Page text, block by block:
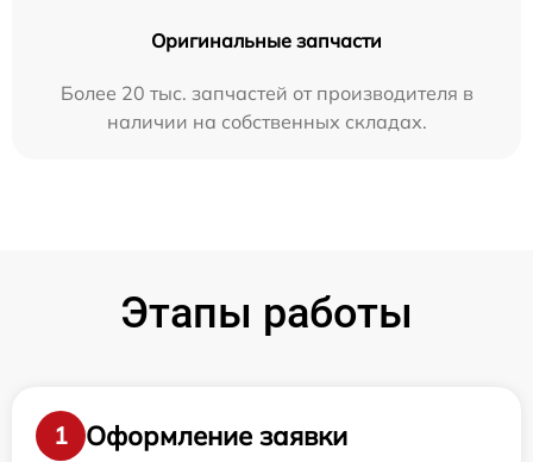
Оригинальные запчасти
Более 20 тыс. запчастей от производителя в
наличии на собственных складах.
Этапы работы
1
Оформление заявки